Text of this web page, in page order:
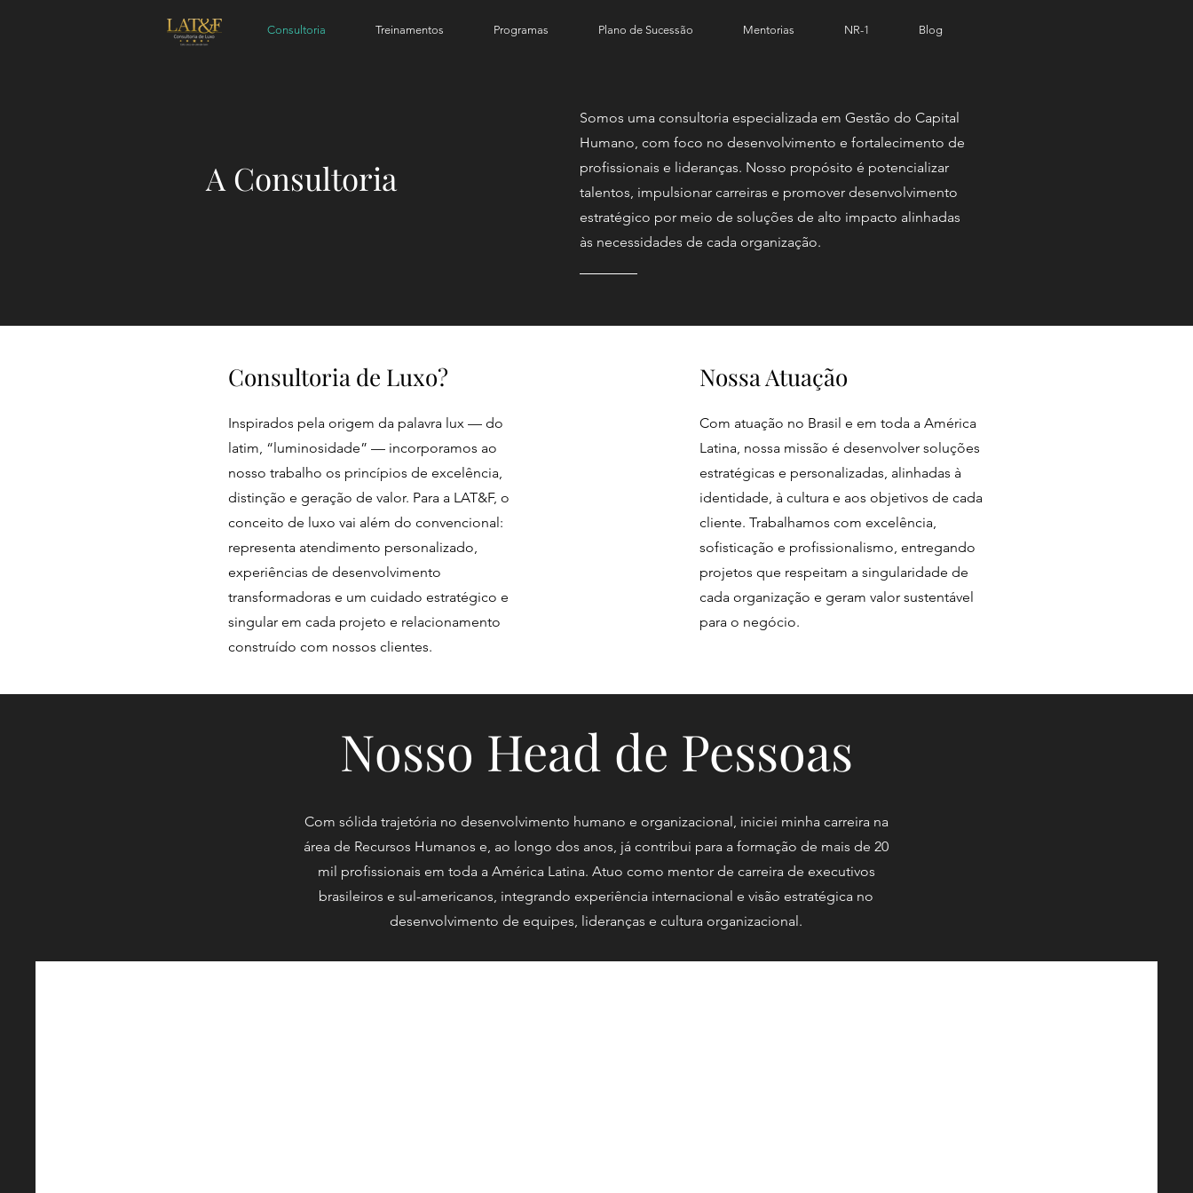
Consultoria Treinamentos Programas Plano de Sucessão Mentorias NR-1 Blog
A Consultoria
Somos uma consultoria especializada em Gestão do Capital
Humano, com foco no desenvolvimento e fortalecimento de
profissionais e lideranças. Nosso propósito é potencializar
talentos, impulsionar carreiras e promover desenvolvimento
estratégico por meio de soluções de alto impacto alinhadas
às necessidades de cada organização.
Consultoria de Luxo?
Inspirados pela origem da palavra lux — do
latim, “luminosidade” — incorporamos ao
nosso trabalho os princípios de excelência,
distinção e geração de valor. Para a LAT&F, o
conceito de luxo vai além do convencional:
representa atendimento personalizado,
experiências de desenvolvimento
transformadoras e um cuidado estratégico e
singular em cada projeto e relacionamento
construído com nossos clientes.
Nossa Atuação
Com atuação no Brasil e em toda a América
Latina, nossa missão é desenvolver soluções
estratégicas e personalizadas, alinhadas à
identidade, à cultura e aos objetivos de cada
cliente. Trabalhamos com excelência,
sofisticação e profissionalismo, entregando
projetos que respeitam a singularidade de
cada organização e geram valor sustentável
para o negócio.
Nosso Head de Pessoas
Com sólida trajetória no desenvolvimento humano e organizacional, iniciei minha carreira na
área de Recursos Humanos e, ao longo dos anos, já contribui para a formação de mais de 20
mil profissionais em toda a América Latina. Atuo como mentor de carreira de executivos
brasileiros e sul-americanos, integrando experiência internacional e visão estratégica no
desenvolvimento de equipes, lideranças e cultura organizacional.